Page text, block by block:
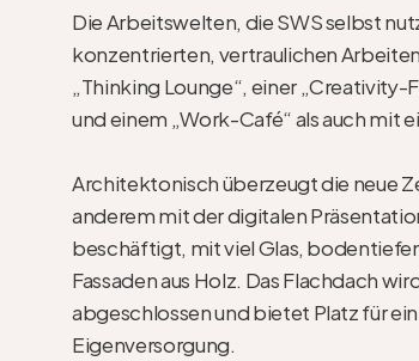
Die Arbeitswelten, die SWS selbst
konzentrierten, vertraulichen
„Thinking Lounge“, einer
und einem „Work-Café“ als auch mit
Architektonisch überzeugt die neue
anderem mit der digitalen
beschäftigt, mit viel Glas,
Fassaden aus Holz. Das Flachdach
abgeschlossen und bietet Platz für
Eigenversorgung.